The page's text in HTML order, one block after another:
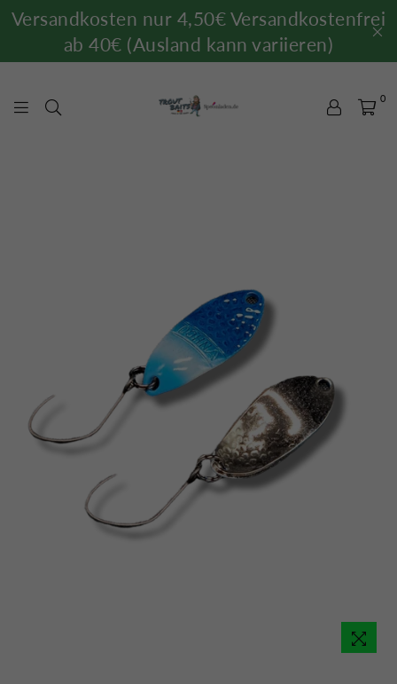
Versandkosten nur 4,50€ Versandkostenfrei
ab 40€ (Ausland kann variieren)
0